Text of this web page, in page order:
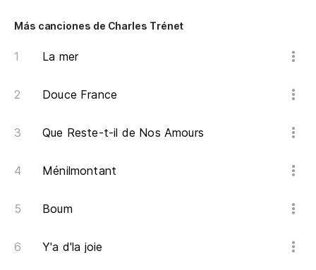
Más canciones de Charles Trénet
La mer
Douce France
Que Reste-t-il de Nos Amours
Ménilmontant
Boum
Y'a d'la joie